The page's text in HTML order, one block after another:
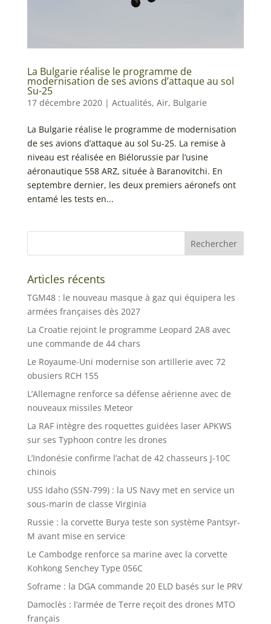
La Bulgarie réalise le programme de
modernisation de ses avions d’attaque au sol
Su-25
17 décembre 2020| Actualités, Air, Bulgarie
La Bulgarie réalise le programme de modernisation
de ses avions d’attaque au sol Su-25. La remise à
niveau est réalisée en Biélorussie par l’usine
aéronautique 558 ARZ, située à Baranovitchi. En
septembre dernier, les deux premiers aéronefs ont
entamé les tests en...
Articles récents
TGM48 : le nouveau masque à gaz qui équipera les
armées françaises dès 2027
La Croatie rejoint le programme Leopard 2A8 avec
une commande de 44 chars
Le Royaume-Uni modernise son artillerie avec 72
obusiers RCH 155
L’Allemagne renforce sa défense aérienne avec de
nouveaux missiles Meteor
La RAF intègre des roquettes guidées laser APKWS
sur ses Typhoon contre les drones
L’Indonésie confirme l’achat de 42 chasseurs J-10C
chinois
USS Idaho (SSN-799) : la US Navy met en service un
sous-marin de classe Virginia
Russie : la corvette Burya teste son système Pantsyr-
M avant mise en service
Le Cambodge renforce sa marine avec la corvette
Kohkong Senchey Type 056C
Soframe : la DGA commande 20 ELD basés sur le PRV
Damoclès : l’armée de Terre reçoit des drones MTO
français